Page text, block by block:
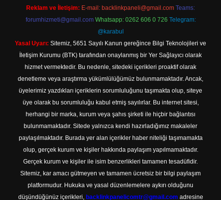
Reklam ve İletişim: E-mail: backlinkpaneli@gmail.com Teams:
forumhizmeti@gmail.com Whatsapp: 0262 606 0 726 Telegram:
@karabul
Yasal Uyarı: Sitemiz, 5651 Sayılı Kanun gereğince Bilgi Teknolojileri ve
İletişim Kurumu (BTK) tarafından onaylanmış bir Yer Sağlayıcı olarak
hizmet vermektedir. Bu nedenle, sitedeki içerikleri proaktif olarak
denetleme veya araştırma yükümlülüğümüz bulunmamaktadır. Ancak,
üyelerimiz yazdıkları içeriklerin sorumluluğunu taşımakta olup, siteye
üye olarak bu sorumluluğu kabul etmiş sayılırlar. Bu internet sitesi,
herhangi bir marka, kurum veya şahıs şirketi ile hiçbir bağlantısı
bulunmamaktadır. Sitede yalnızca kendi hazırladığımız makaleler
paylaşılmaktadır. Burada yer alan içerikler haber niteliği taşımamakta
olup, gerçek kurum ve kişiler hakkında paylaşım yapılmamaktadır.
Gerçek kurum ve kişiler ile isim benzerlikleri tamamen tesadüfidir.
Sitemiz, kar amacı gütmeyen ve tamamen ücretsiz bir bilgi paylaşım
platformudur. Hukuka ve yasal düzenlemelere aykırı olduğunu
düşündüğünüz içerikleri, backlinkpanelicomtr@gmail.com adresine